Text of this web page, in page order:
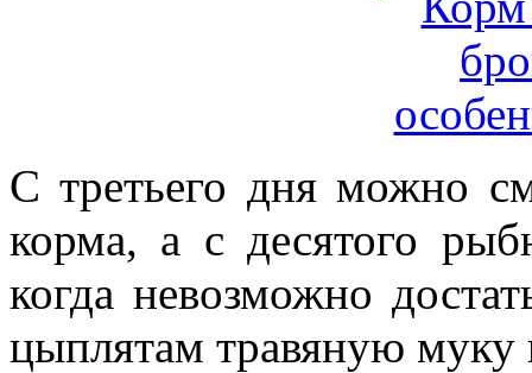
С третьего дня можно
корма, а с десятого
когда невозможно
цыплятам травяную